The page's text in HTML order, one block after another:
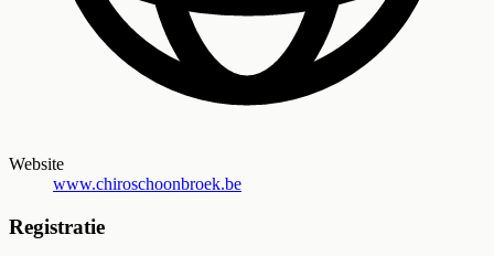
Website
www.chiroschoonbroek.be
Registratie